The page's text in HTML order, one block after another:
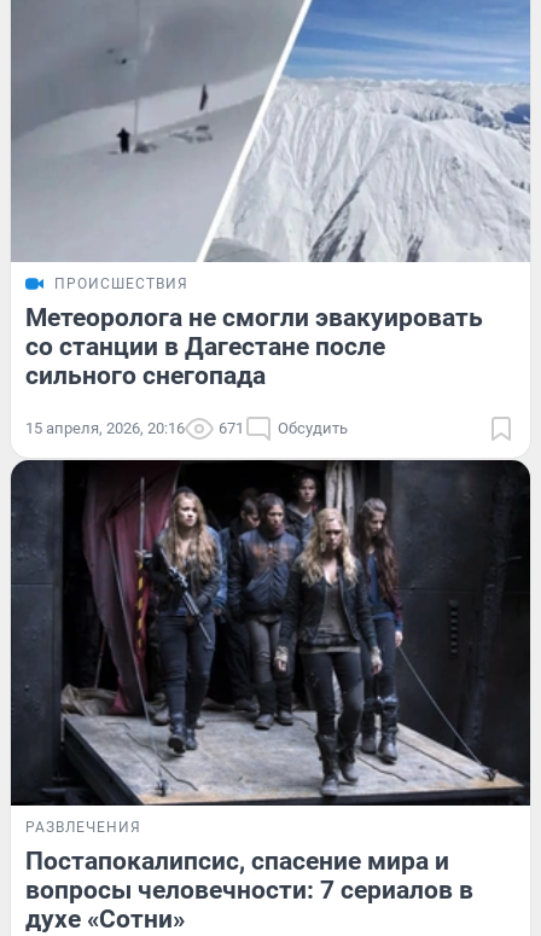
ПРОИСШЕСТВИЯ
Метеоролога не смогли эвакуировать
со станции в Дагестане после
сильного снегопада
15 апреля, 2026, 20:16 671 Обсудить
РАЗВЛЕЧЕНИЯ
Постапокалипсис, спасение мира и
вопросы человечности: 7 сериалов в
духе «Сотни»